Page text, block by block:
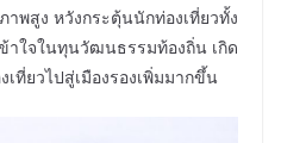
พสูง หวังกระตุ้นนักท่องเที่ยวทั้ง
าใจในทุนวัฒนธรรมท้องถิ่น เกิด
เที่ยวไปสู่เมืองรองเพิ่มมากขึ้น